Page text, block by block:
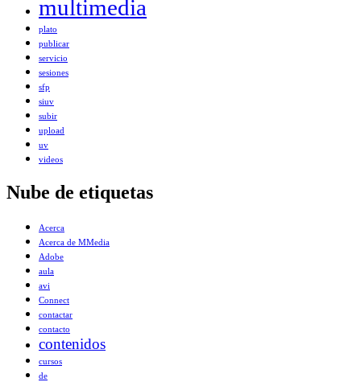
multimedia
plato
publicar
servicio
sesiones
sfp
siuv
subir
upload
uv
videos
Nube de etiquetas
Acerca
Acerca de MMedia
Adobe
aula
avi
Connect
contactar
contacto
contenidos
cursos
de